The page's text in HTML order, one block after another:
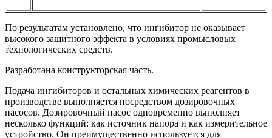
По результатам установлено, что ингибитор не оказывает
высокого защитного эффекта в условиях промысловых
технологических средств.
Разработана конструкторская часть.
Подача ингибиторов и остальных химических реагентов в
производстве выполняется посредством дозировочных
насосов. Дозировочный насос одновременно выполняет
несколько функций: как источник напора и как измерительное
устройство. Он преимущественно используется для